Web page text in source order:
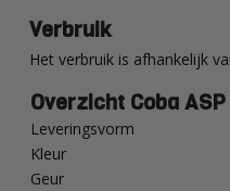
Verbruik
Het verbruik is afhankelijk
Overzicht Coba
Leveringsvorm
Kleur
Geur